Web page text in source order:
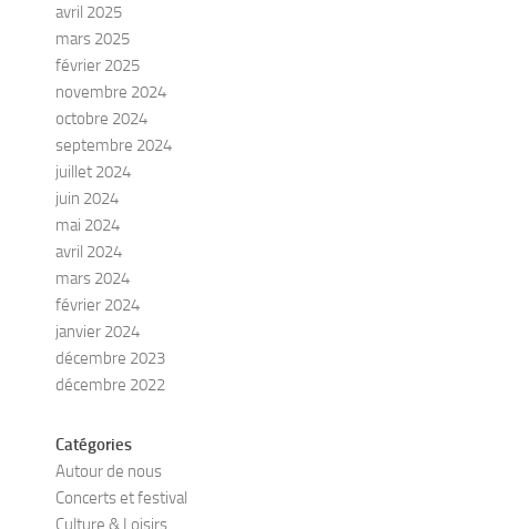
avril 2025
mars 2025
février 2025
novembre 2024
octobre 2024
septembre 2024
juillet 2024
juin 2024
mai 2024
avril 2024
mars 2024
février 2024
janvier 2024
décembre 2023
décembre 2022
Catégories
Autour de nous
Concerts et festival